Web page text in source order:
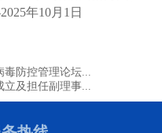
年10月1日
毒防控管理论坛...
立及担任副理事...